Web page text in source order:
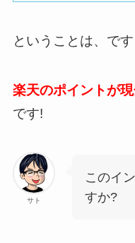
ということは、です
楽天のポイントが
です!
サト
このイ
すか?